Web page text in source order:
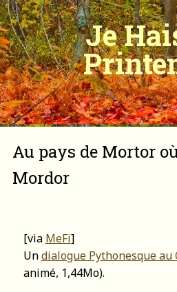
Je
Au pays de Mortor
Mordor
[via MeFi]
Undialogue Pythonesque au
animé, 1,44Mo).